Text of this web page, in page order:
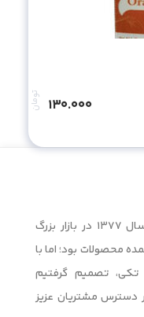
تومان 130.000
فروشگاه بزرگ جورچین فعالیت خود را از سال ۱۳۷۷ در بازار بزرگ
محصولات بود؛ اما با
تکی، تصمیم گرفتیم
دسترس مشتریان عزیز